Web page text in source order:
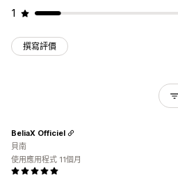
1
撰寫評價
BeliaX Officiel
貝南
使用應用程式 11個月